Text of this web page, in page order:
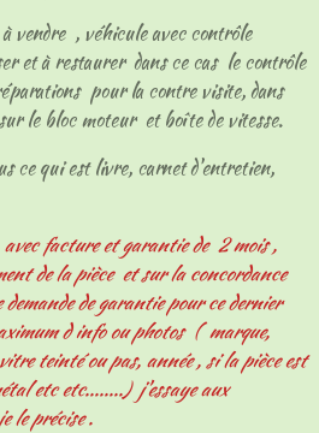
vendre , véhicule avec contrôle
et à restaurer dans ce cas le contrôle
pour la contre visite, dans
le bloc moteur et boîte de vitesse.
ce qui est livre, carnet d'entretien,
avec facture et garantie de 2 mois ,
de la pièce et sur la concordance
de garantie pour ce dernier
d info ou photos ( marque,
teinté ou pas, année , si la pièce est
etc etc........) j'essaye aux
le précise .